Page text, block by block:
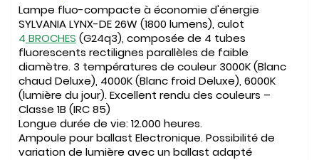
Lampe fluo-compacte à économie d'énergie
SYLVANIA LYNX-DE 26W (1800 lumens), culot
4 BROCHES (G24q3), composée de 4 tubes
fluorescents rectilignes parallèles de faible
diamètre. 3 températures de couleur 3000K (Blanc
chaud Deluxe), 4000K (Blanc froid Deluxe), 6000K
(lumière du jour). Excellent rendu des couleurs –
Classe 1B (IRC 85)
Longue durée de vie: 12.000 heures.
Ampoule pour ballast Electronique. Possibilité de
variation de lumière avec un ballast adapté